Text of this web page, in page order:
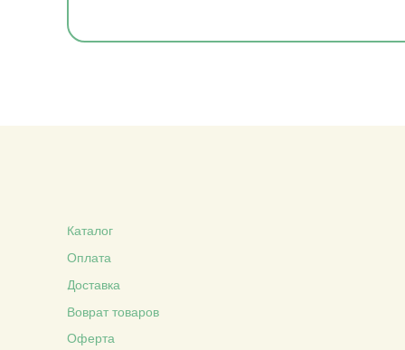
Оферта
Воврат товаров
Доставка
Оплата
Каталог